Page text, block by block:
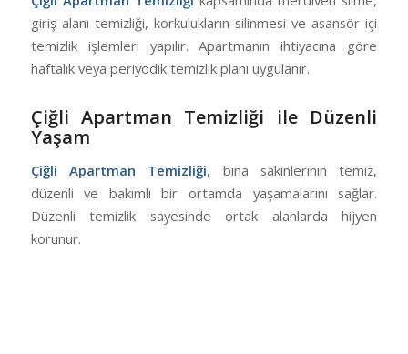
giriş alanı temizliği, korkulukların silinmesi ve asansör içi
temizlik işlemleri yapılır. Apartmanın ihtiyacına göre
haftalık veya periyodik temizlik planı uygulanır.
Çiğli Apartman Temizliği ile Düzenli
Yaşam
Çiğli Apartman Temizliği, bina sakinlerinin temiz,
düzenli ve bakımlı bir ortamda yaşamalarını sağlar.
Düzenli temizlik sayesinde ortak alanlarda hijyen
korunur.